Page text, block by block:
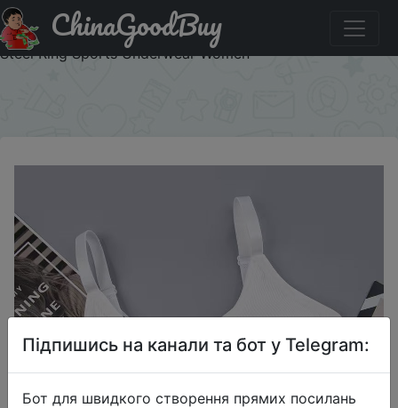
Придбати по акціи Japanese Chest-wrapped Sling Tube
Top Beautiful Back Seamless Adjustable Shoulder Strap No
Steel Ring Sports Underwear Women
ChinaGoodBuy
Підпишись на канали та бот у Telegram:
Бот для швидкого створення прямих посилань